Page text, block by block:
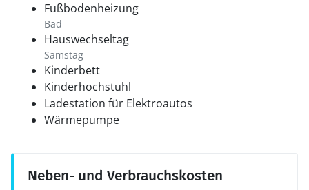
Fußbodenheizung
Bad
Hauswechseltag
Samstag
Kinderbett
Kinderhochstuhl
Ladestation für Elektroautos
Wärmepumpe
Neben- und Verbrauchskosten